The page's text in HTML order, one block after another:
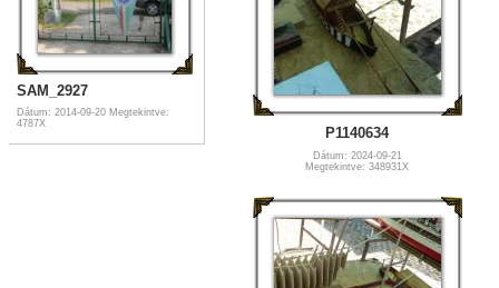
SAM_2927
Dátum: 2014-09-20 Megtekintve:
4787X
P1140634
Dátum: 2024-09-21
Megtekintve: 348931X